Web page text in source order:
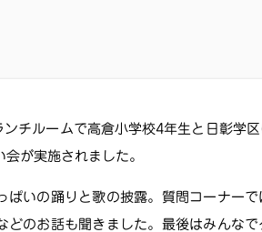
チルームで高倉小学校4年生と日彰学区
が実施されました。
ぱいの踊りと歌の披露。質問コーナー
どのお話も聞きました。最後はみんな